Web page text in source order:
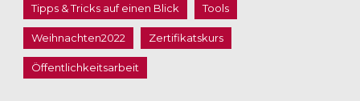
Tipps & Tricks auf einen Blick Tools
Weihnachten2022 Zertifikatskurs
Öffentlichkeitsarbeit